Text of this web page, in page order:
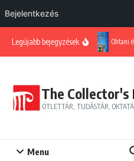
Bejelentkezés
Legújabb bejegyzések
Ohtani
The Collector's
ÖTLETTÁR, TUDÁSTÁR,
Menu